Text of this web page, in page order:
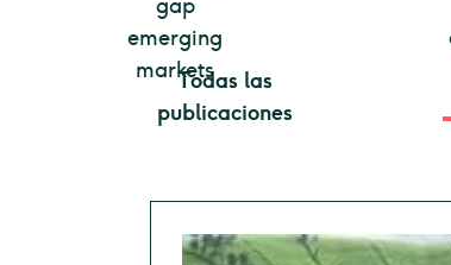
Todas las
publicaciones